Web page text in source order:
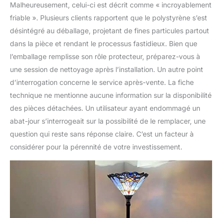
Malheureusement, celui-ci est décrit comme « incroyablement
friable ». Plusieurs clients rapportent que le polystyrène s’est
désintégré au déballage, projetant de fines particules partout
dans la pièce et rendant le processus fastidieux. Bien que
l’emballage remplisse son rôle protecteur, préparez-vous à
une session de nettoyage après l’installation. Un autre point
d’interrogation concerne le service après-vente. La fiche
technique ne mentionne aucune information sur la disponibilité
des pièces détachées. Un utilisateur ayant endommagé un
abat-jour s’interrogeait sur la possibilité de le remplacer, une
question qui reste sans réponse claire. C’est un facteur à
considérer pour la pérennité de votre investissement.